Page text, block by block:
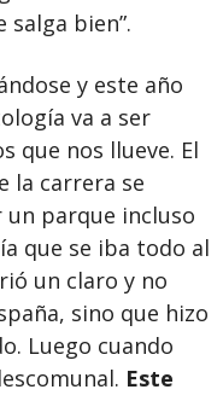
bien”.
y este año
va a ser
que nos llueve. El
la carrera se
un parque incluso
que se iba todo al
un claro y no
sino que hizo
Luego cuando
Este